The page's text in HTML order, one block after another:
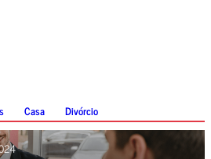
Casa Divórcio